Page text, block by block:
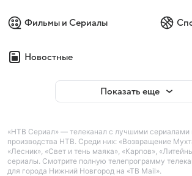
Фильмы и Сериалы
Новостные
Показать еще
«НТВ Сериал» — телеканал с лучшими
производства НТВ. Среди них: «Возвращение
«Лесник», «Свет и тень маяка», «Карпов»,
сериалы. Смотрите полную телепрограмму
для города Нижний Новгород на «ТВ Mail».